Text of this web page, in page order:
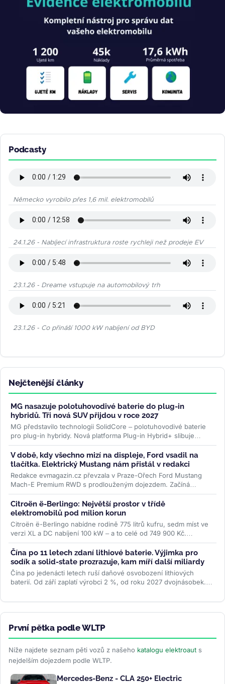
Podcasty
Německo vyrobilo přes 1,6 mil. elektromobilů
24.1.26 - Nabíjecí infrastruktura roste rychleji než prodeje EV
23.1.26 - Dreame vstupuje na automobilový trh
23.1.26 - Co přináší 1000 kW nabíjení od BYD
Nejčtenější články
MG nasazuje polotuhovodivé baterie do plug-in
hybridů. Tři nová SUV přijdou v roce 2027
MG představilo technologii SolidCore – polotuhovodivé baterie
pro plug-in hybridy. Nová platforma Plug-in Hybrid+ slibuje
stabilní výkon i v...>>
V době, kdy všechno mizí na displeje, Ford vsadil na
tlačítka. Elektrický Mustang nám přistál v redakci
Redakce evmagazin.cz převzala v Praze-Ořech Ford Mustang
Mach-E Premium RWD s prodlouženým dojezdem. Začíná
půlroční test, ve kterém...>>
Citroën ë-Berlingo: Největší prostor v třídě
elektromobilů pod milion korun
Citroën ë-Berlingo nabídne rodině 775 litrů kufru, sedm míst ve
verzi XL a DC nabíjení 100 kW – a to celé od 749 900 Kč.
Praktický...>>
Čína po 11 letech zdaní lithiové baterie. Výjimka pro
sodík a solid-state prozrazuje, kam míří další miliardy
Čína po jedenácti letech ruší daňové osvobození lithiových
baterií. Od září zaplatí výrobci 2 %, od roku 2027 dvojnásobek.
První pětka podle WLTP
Níže najdete seznam pěti vozů z našeho katalogu elektroaut s
nejdelším dojezdem podle WLTP.
Mercedes-Benz - CLA 250+ Electric